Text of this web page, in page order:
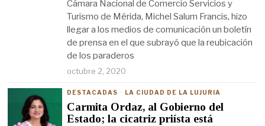
Cámara Nacional de Comercio Servicios y
Turismo de Mérida, Michel Salum Francis, hizo
llegar a los medios de comunicación un boletín
de prensa en el que subrayó que la reubicación
de los paraderos
octubre 2, 2020
DESTACADAS · LA CIUDAD DE LA LUJURIA
Carmita Ordaz, al Gobierno del
Estado; la cicatriz priísta está